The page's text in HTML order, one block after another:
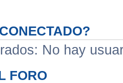
No hay
FORO